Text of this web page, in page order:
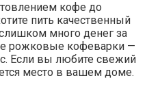
кофе до
пить качественный
много денег за
рожковые кофеварки —
Если вы любите свежий
место в вашем доме.